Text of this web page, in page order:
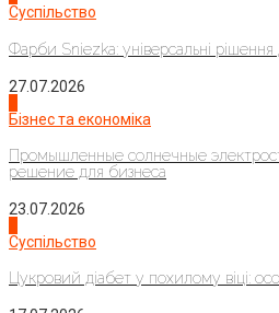
Суспільство
Фарби Sniezka: універсальні рішення
27.07.2026
Бізнес та економіка
Промышленные солнечные
решение для бизнеса
23.07.2026
Суспільство
Цукровий діабет у похилому віці: